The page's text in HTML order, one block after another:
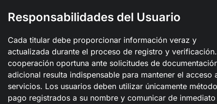
Responsabilidades del Usuario
Cada titular debe proporcionar información veraz y
actualizada durante el proceso de registro y
cooperación oportuna ante solicitudes de
adicional resulta indispensable para mantener el acceso
servicios. Los usuarios deben utilizar únicamente
pago registrados a su nombre y comunicar de inmediato